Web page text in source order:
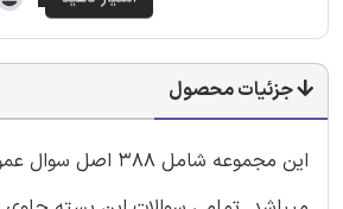
جزئیات محصول
این مجموعه شامل 388